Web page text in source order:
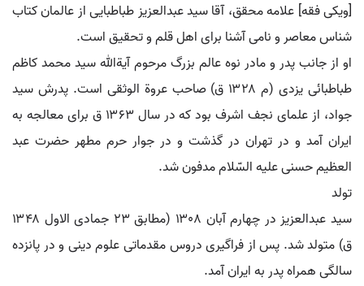
[ویکی فقه] علامه محقق، آقا سید عبدالعزیز طباطبایی از عالمان کتاب
شناس معاصر و نامی آشنا برای اهل قلم و تحقیق است.
او از جانب پدر و مادر نوه عالم بزرگ مرحوم آیةالله سید محمد کاظم
طباطبائی یزدی (م ۱۳۲۸ ق) صاحب عروة الوثقی است. پدرش سید
جواد، از علمای نجف اشرف بود که در سال ۱۳۶۳ ق برای معالجه به
ایران آمد و در تهران در گذشت و در جوار حرم مطهر حضرت عبد
العظیم حسنی علیه السّلام مدفون شد.
تولد
سید عبدالعزیز در چهارم آبان ۱۳۰۸ (مطابق ۲۳ جمادی الاول ۱۳۴۸
ق) متولد شد. پس از فراگیری دروس مقدماتی علوم دینی و در پانزده
سالگی همراه پدر به ایران آمد.